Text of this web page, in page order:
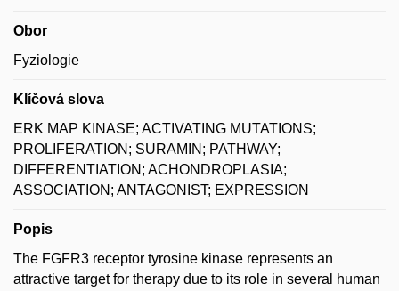
Obor
Fyziologie
Klíčová slova
ERK MAP KINASE; ACTIVATING MUTATIONS;
PROLIFERATION; SURAMIN; PATHWAY;
DIFFERENTIATION; ACHONDROPLASIA;
ASSOCIATION; ANTAGONIST; EXPRESSION
Popis
The FGFR3 receptor tyrosine kinase represents an
attractive target for therapy due to its role in several human